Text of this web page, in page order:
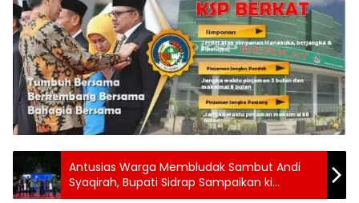
Antusias Warga Membludak Sambut Andi
Syaqirah, Bupati Sidrap Sampaikan ki
Apresiasi